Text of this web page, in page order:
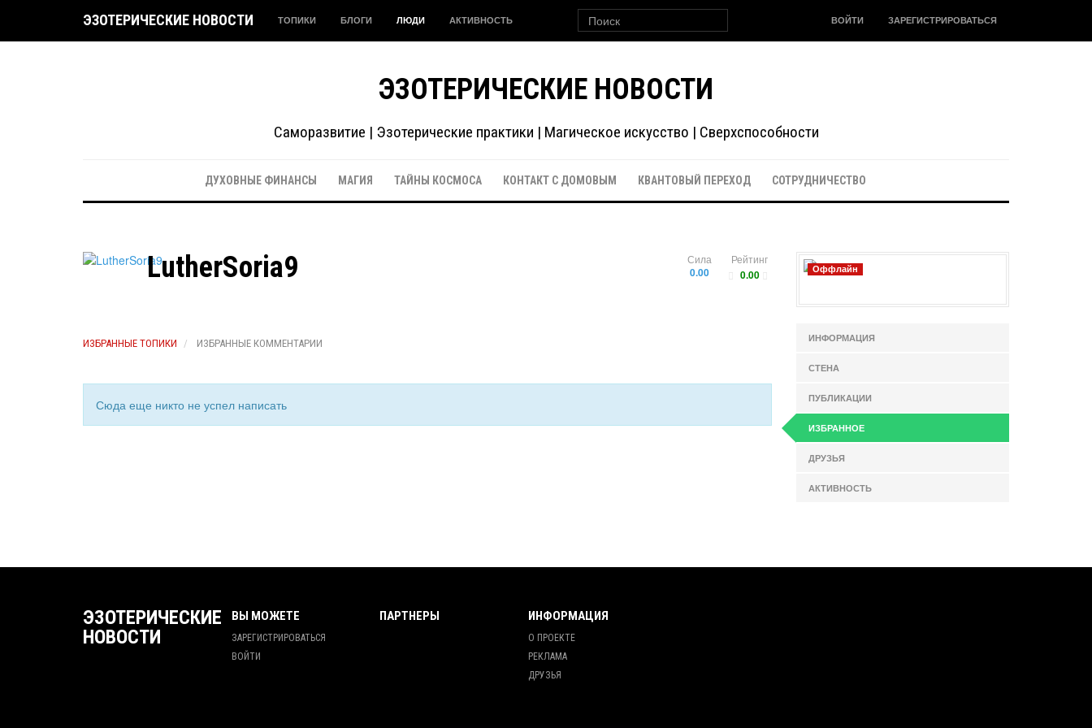
ЭЗОТЕРИЧЕСКИЕ НОВОСТИ ТОПИКИ БЛОГИ ЛЮДИ АКТИВНОСТЬ ВОЙТИ ЗАРЕГИСТРИРОВАТЬСЯ
ЭЗОТЕРИЧЕСКИЕ НОВОСТИ
Саморазвитие | Эзотерические практики | Магическое искусство | Сверхспособности
ДУХОВНЫЕ ФИНАНСЫ МАГИЯ ТАЙНЫ КОСМОСА КОНТАКТ С ДОМОВЫМ КВАНТОВЫЙ ПЕРЕХОД СОТРУДНИЧЕСТВО
Рейтинг
0.00
Сила
0.00
LutherSoria9
ИЗБРАННЫЕ ТОПИКИ ИЗБРАННЫЕ КОММЕНТАРИИ
Сюда еще никто не успел написать
Оффлайн
ИНФОРМАЦИЯ
СТЕНА
ПУБЛИКАЦИИ
ИЗБРАННОЕ
ДРУЗЬЯ
АКТИВНОСТЬ
ЭЗОТЕРИЧЕСКИЕ
НОВОСТИ
ВЫ МОЖЕТЕ
ЗАРЕГИСТРИРОВАТЬСЯ
ВОЙТИ
ПАРТНЕРЫ ИНФОРМАЦИЯ
О ПРОЕКТЕ
РЕКЛАМА
ДРУЗЬЯ